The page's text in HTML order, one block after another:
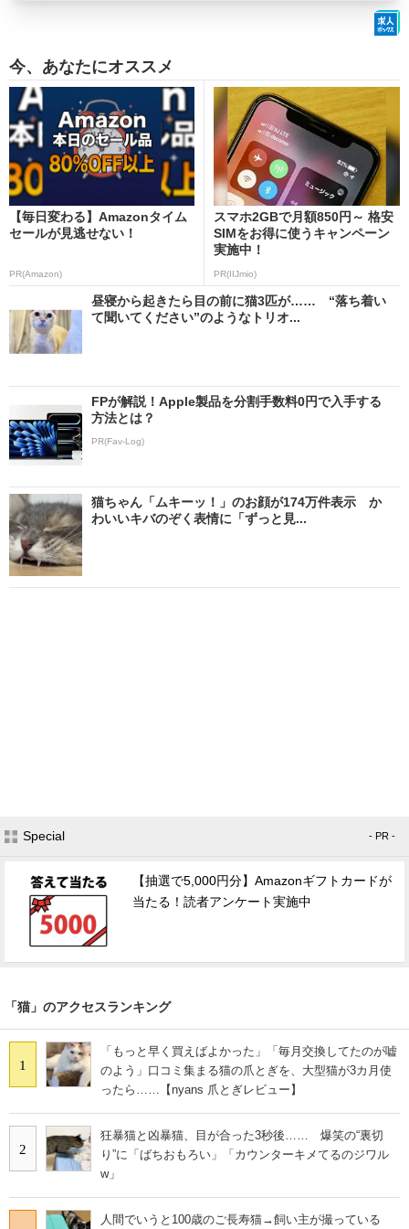
今、あなたにオススメ
【毎日変わる】Amazonタイム
セールが見逃せない！
PR(Amazon)
スマホ2GBで月額850円～ 格安
SIMをお得に使うキャンペーン
実施中！
PR(IIJmio)
昼寝から起きたら目の前に猫3匹が…… “落ち着い
て聞いてください”のようなトリオ...
FPが解説！Apple製品を分割手数料0円で入手する
方法とは？
PR(Fav-Log)
猫ちゃん「ムキーッ！」のお顔が174万件表示 か
わいいキバのぞく表情に「ずっと見...
Special - PR -
【抽選で5,000円分】Amazonギフトカードが
当たる！読者アンケート実施中
「猫」のアクセスランキング
1
「もっと早く買えばよかった」「毎月交換してたのが嘘
のよう」口コミ集まる猫の爪とぎを、大型猫が3カ月使
ったら……【nyans 爪とぎレビュー】
2
狂暴猫と凶暴猫、目が合った3秒後…… 爆笑の“裏切
り”に「ばちおもろい」「カウンターキメてるのジワル
w」
人間でいうと100歳のご長寿猫→飼い主が撮っている